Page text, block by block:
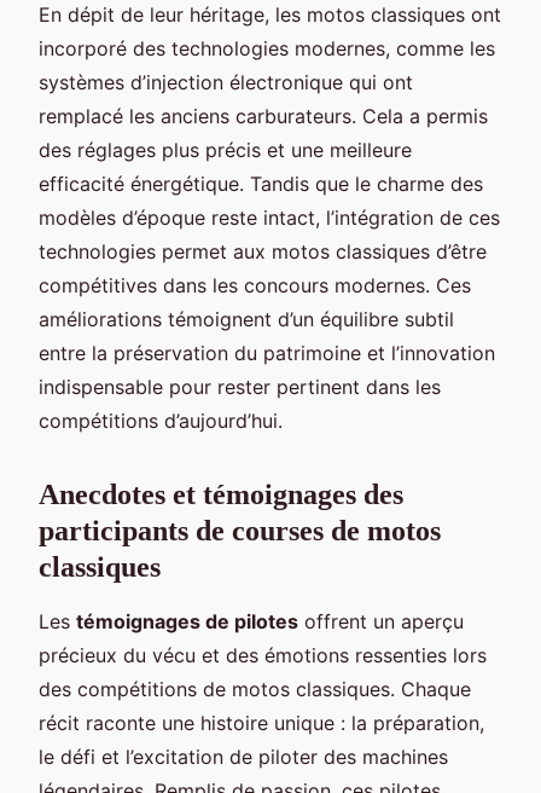
En dépit de leur héritage, les motos classiques ont
incorporé des technologies modernes, comme les
systèmes d’injection électronique qui ont
remplacé les anciens carburateurs. Cela a permis
des réglages plus précis et une meilleure
efficacité énergétique. Tandis que le charme des
modèles d’époque reste intact, l’intégration de ces
technologies permet aux motos classiques d’être
compétitives dans les concours modernes. Ces
améliorations témoignent d’un équilibre subtil
entre la préservation du patrimoine et l’innovation
indispensable pour rester pertinent dans les
compétitions d’aujourd’hui.
Anecdotes et témoignages des
participants de courses de motos
classiques
Les témoignages de pilotes offrent un aperçu
précieux du vécu et des émotions ressenties lors
des compétitions de motos classiques. Chaque
récit raconte une histoire unique : la préparation,
le défi et l’excitation de piloter des machines